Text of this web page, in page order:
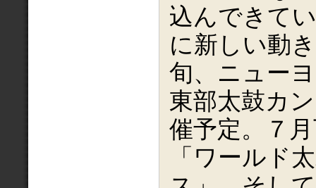
込んできて
に新しい動
旬、ニュー
東部太鼓カ
催予定。７
「ワールド